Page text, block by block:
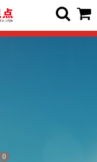
0